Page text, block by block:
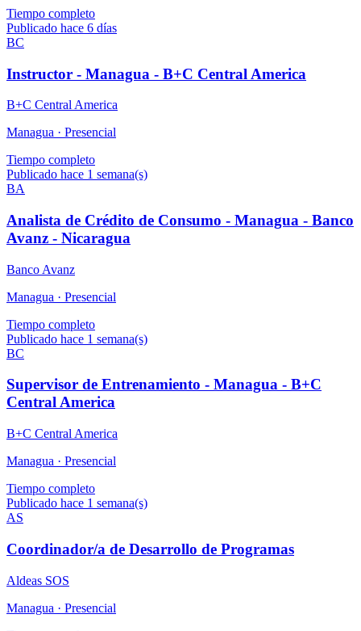
Tiempo completo
Publicado hace 6 días
BC
Instructor - Managua - B+C Central America
B+C Central America
Managua · Presencial
Tiempo completo
Publicado hace 1 semana(s)
BA
Analista de Crédito de Consumo - Managua - Banco
Avanz - Nicaragua
Banco Avanz
Managua · Presencial
Tiempo completo
Publicado hace 1 semana(s)
BC
Supervisor de Entrenamiento - Managua - B+C
Central America
B+C Central America
Managua · Presencial
Tiempo completo
Publicado hace 1 semana(s)
AS
Coordinador/a de Desarrollo de Programas
Aldeas SOS
Managua · Presencial